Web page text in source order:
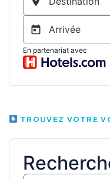
TROUVEZ VOTRE